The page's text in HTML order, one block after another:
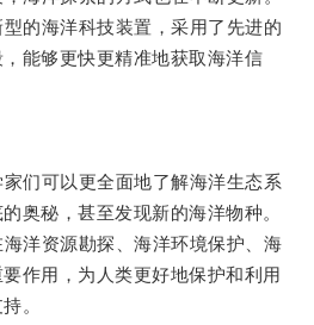
海洋科技装置，采用了先进的
能够更快更精准地获取海洋信
可以更全面地了解海洋生态系
奥秘，甚至发现新的海洋物种。
资源勘探、海洋环境保护、海
作用，为人类更好地保护和利用
。